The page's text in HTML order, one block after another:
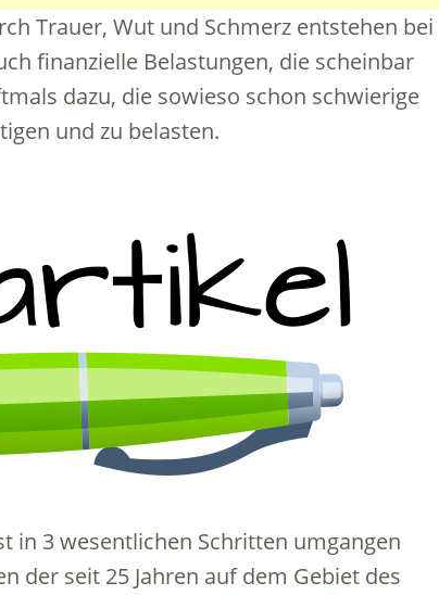
Trauer, Wut und Schmerz entstehen bei
finanzielle Belastungen, die scheinbar
dazu, die sowieso schon schwierige
und zu belasten.
in 3 wesentlichen Schritten umgangen
der seit 25 Jahren auf dem Gebiet des